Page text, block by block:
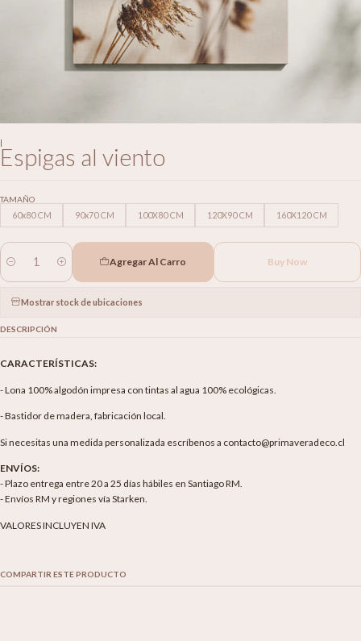
|
Espigas al viento
TAMAÑO
60x80 CM 90x70 CM 100X80 CM 120X90 CM 160X120 CM
Cantidad
Agregar Al Carro Buy Now
Mostrar stock de ubicaciones
DESCRIPCIÓN
CARACTERÍSTICAS:
- Lona 100% algodón impresa con tintas al agua 100% ecológicas.
- Bastidor de madera, fabricación local.
Si necesitas una medida personalizada escríbenos a contacto@primaveradeco.cl
ENVÍOS:
- Plazo entrega entre 20 a 25 días hábiles en Santiago RM.
- Envíos RM y regiones vía Starken.
VALORES INCLUYEN IVA
COMPARTIR ESTE PRODUCTO